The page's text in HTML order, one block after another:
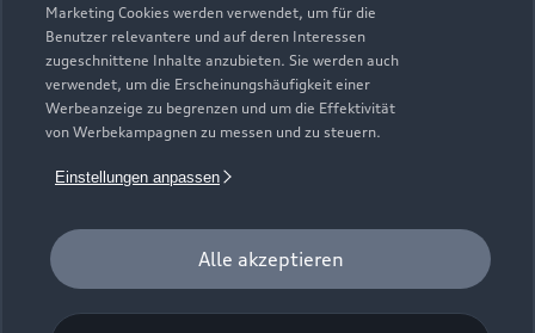
Marketing Cookies werden verwendet, um für die
Benutzer relevantere und auf deren Interessen
zugeschnittene Inhalte anzubieten. Sie werden auch
verwendet, um die Erscheinungshäufigkeit einer
Werbeanzeige zu begrenzen und um die Effektivität
von Werbekampagnen zu messen und zu steuern.
Einstellungen anpassen
Alle akzeptieren
Geschäftskunden
Audi digital services
myAudi
Audi Code
Häufige Fragen (FAQ)
Audi Online Beratung
Online-Terminvereinbarung
Servicekontakt
Bordbuch & Bedienungsanleitungen
Verträge kündigen
Unternehmen
Karriere
Investor Relations
Audi erleben
© 2026 AUDI AG. Alle Rechte vorbehalten
Impressum Rechtliches
Cookie-Richtlinie
Digital Services Act
EU Data Act